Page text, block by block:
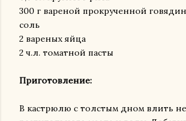
300 г вареной прокрученной
соль
2 вареных яйца
2 ч.л. томатной пасты
Приготовление:
В кастрюлю с толстым дном влить